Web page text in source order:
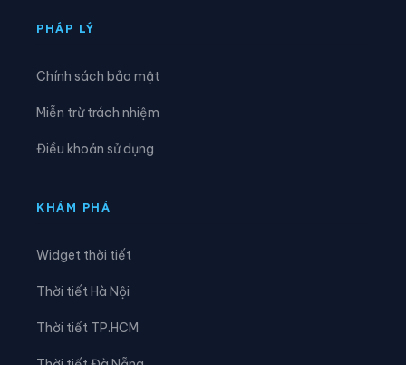
Xã Hoa Quân
Xã Kim Bảng
PHÁP LÝ
Chính sách bảo mật
Miễn trừ trách nhiệm
Điều khoản sử dụng
KHÁM PHÁ
Widget thời tiết
Thời tiết Hà Nội
Thời tiết TP.HCM